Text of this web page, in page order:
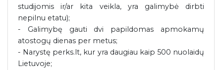
studijomis ir/ar kita veikla, yra galimybė dirbti
nepilnu etatu);
- Galimybę gauti dvi papildomas apmokamų
atostogų dienas per metus;
- Narystę perks.lt, kur yra daugiau kaip 500 nuolaidų
Lietuvoje;